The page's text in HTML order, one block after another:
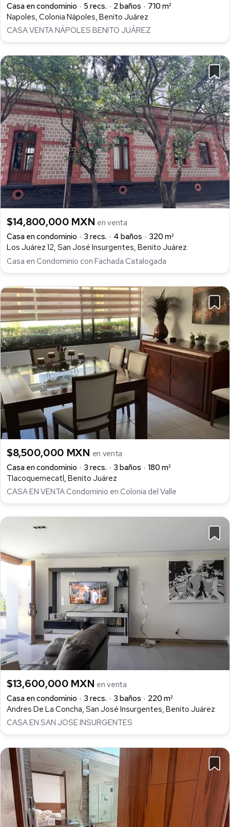
Casa en condominio
5 recs. 2 baños
710 m²
Napoles, Colonia Nápoles, Benito Juárez
CASA VENTA NÁPOLES BENITO JUÁREZ
$14,800,000 MXN en venta
Casa en condominio
3 recs. 4 baños
320 m²
Los Juárez 12, San José Insurgentes, Benito Juárez
Casa en Condominio con Fachada Catalogada
$8,500,000 MXN en venta
Casa en condominio
3 recs. 3 baños
180 m²
Tlacoquemecatl, Benito Juárez
CASA EN VENTA Condominio en Colonia del Valle
$13,600,000 MXN en venta
Casa en condominio
3 recs. 3 baños
220 m²
Andres De La Concha, San José Insurgentes, Benito Juárez
CASA EN SAN JOSE INSURGENTES